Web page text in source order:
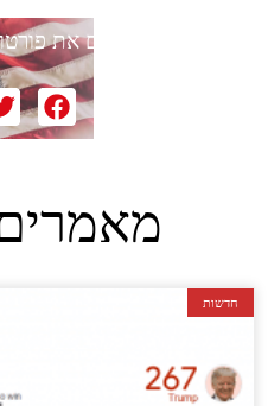
אוהבים את
חדשות